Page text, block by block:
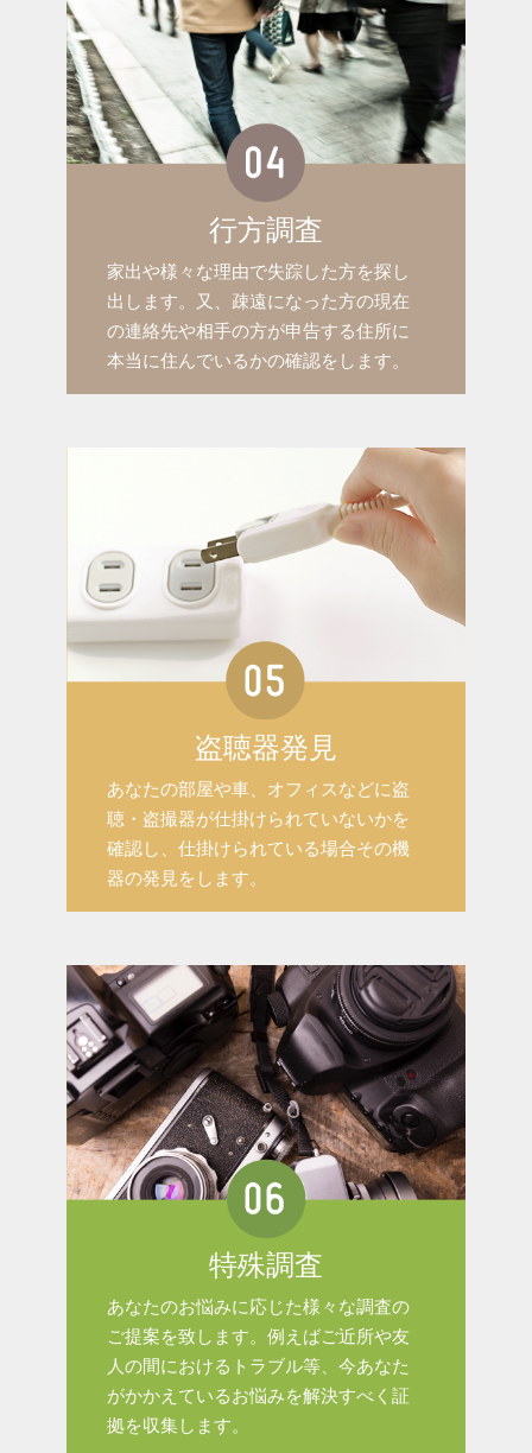
行方調査
家出や様々な理由で失踪した方を探し
出します。又、疎遠になった方の現在
の連絡先や相手の方が申告する住所に
本当に住んでいるかの確認をします。
盗聴器発見
あなたの部屋や車、オフィスなどに盗
聴・盗撮器が仕掛けられていないかを
確認し、仕掛けられている場合その機
器の発見をします。
特殊調査
あなたのお悩みに応じた様々な調査の
ご提案を致します。例えばご近所や友
人の間におけるトラブル等、今あなた
がかかえているお悩みを解決すべく証
拠を収集します。